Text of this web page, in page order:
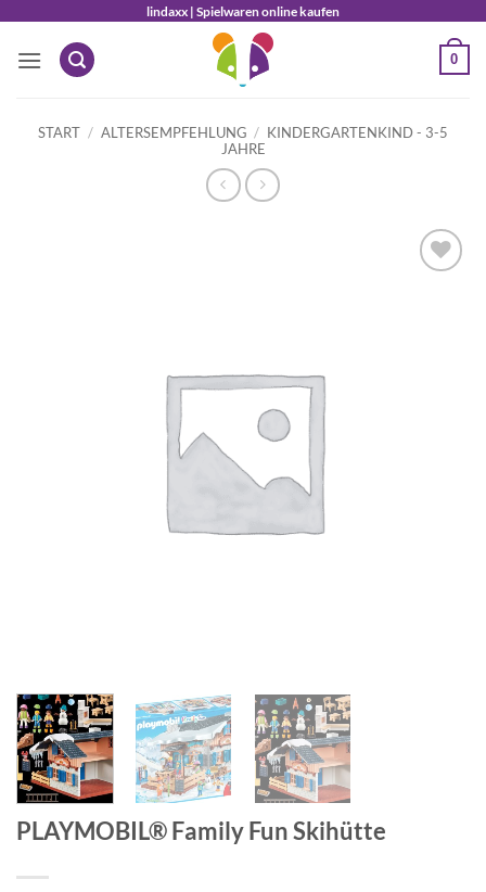
springen
lindaxx | Spielwaren online kaufen
0
START / ALTERSEMPFEHLUNG / KINDERGARTENKIND - 3-5
JAHRE
PLAYMOBIL® Family Fun Skihütte